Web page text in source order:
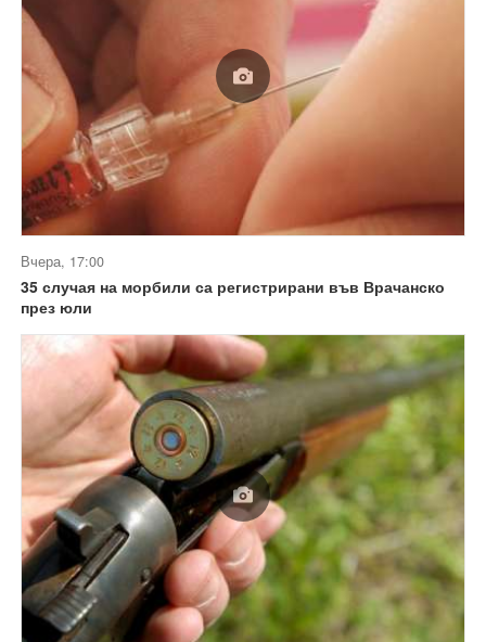
Вчера, 17:00
35 случая на морбили са регистрирани във Врачанско
през юли